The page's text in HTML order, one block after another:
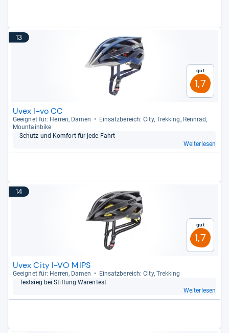
13
Gut
1,7
Uvex I-vo CC
Geeig­net für: Her­ren, Damen
Ein­satz­be­reich: City, Trek­king, Renn­rad,
Moun­tain­bike
Schutz und Kom­fort für jede Fahrt
Weiterlesen
14
Gut
1,7
Uvex City I-VO MIPS
Geeig­net für: Her­ren, Damen
Ein­satz­be­reich: City, Trek­king
Test­sieg bei Stif­tung Waren­test
Weiterlesen